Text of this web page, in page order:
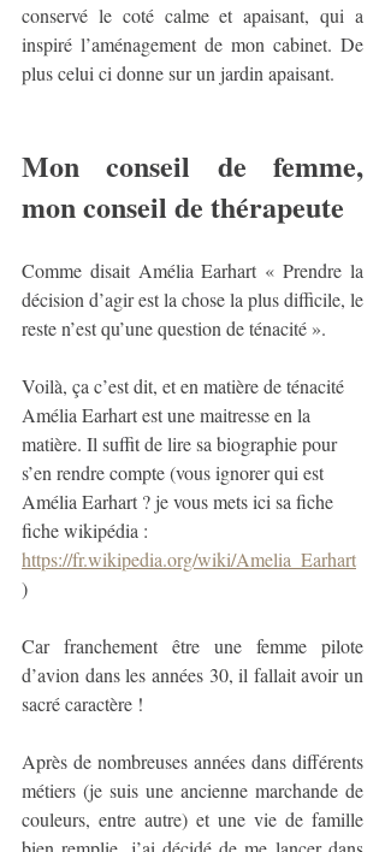
conservé le coté calme et apaisant, qui a
inspiré l’aménagement de mon cabinet. De
plus celui ci donne sur un jardin apaisant.
Mon conseil de femme,
mon conseil de thérapeute
Comme disait Amélia Earhart « Prendre la
décision d’agir est la chose la plus difficile, le
reste n’est qu’une question de ténacité ».
Voilà, ça c’est dit, et en matière de ténacité
Amélia Earhart est une maitresse en la
matière. Il suffit de lire sa biographie pour
s’en rendre compte (vous ignorer qui est
Amélia Earhart ? je vous mets ici sa fiche
fiche wikipédia :
https://fr.wikipedia.org/wiki/Amelia_Earhart
)
Car franchement être une femme pilote
d’avion dans les années 30, il fallait avoir un
sacré caractère !
Après de nombreuses années dans différents
métiers (je suis une ancienne marchande de
couleurs, entre autre) et une vie de famille